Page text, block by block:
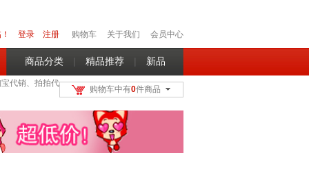
！ 登录 注册 购物车 关于我们 会员中心
商品分类 精品推荐 新品
代销、拍拍代
购物车中有0件商品